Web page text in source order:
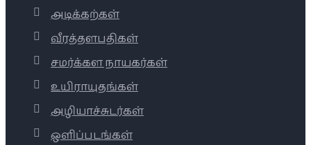
அடிக்கற்கள்
வீரத்தளபதிகள்
சமர்க்கள நாயகர்கள்
உயிராயுதங்கள்
அழியாச்சுடர்கள்
ஒளிப்படங்கள்